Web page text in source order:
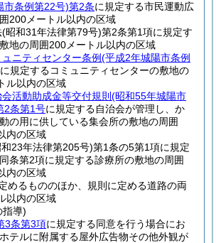
市条例第22号)第2条に規定する市民運動広
200メートル以内の区域
(昭和31年法律第79号)第2条第1項に規定す
地の周囲200メートル以内の区域
ニティセンター条例(平成2年城陽市条例
に規定するコミュニティセンターの敷地の
ル以内の区域
活動助成金等交付規則 (昭和55年城陽市
2条第1号に規定する自治会が管理し、か
の用に供している集会所の敷地の周囲
内の区域
23年法律第205号)第1条の5第1項に規定
条第2項に規定する診療所の敷地の周囲
内の区域
めるもののほか、規則に定める道路の両
以内の区域
指導)
3条第3項に規定する同意を行う場合にお
テルに附属する屋外広告物その他外観が